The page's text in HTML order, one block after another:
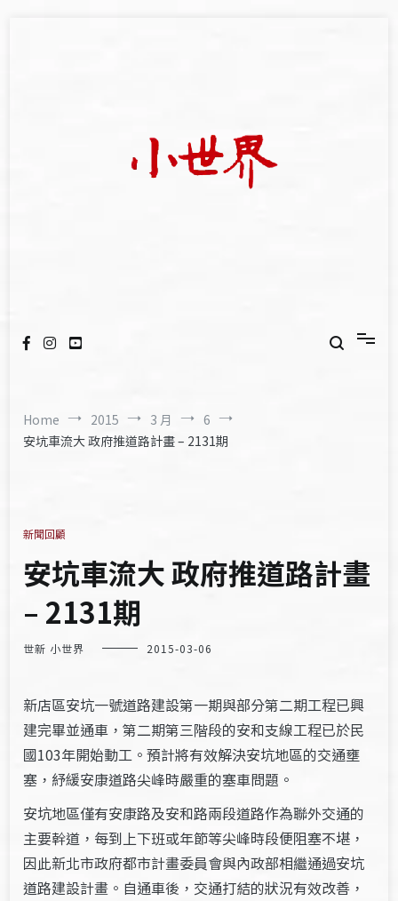
Home 2015 3 月
6
安坑車流大 政府推道路計畫 – 2131期
新聞回顧
安坑車流大 政府推道路計畫
– 2131期
世新 小世界 2015-03-06
新店區安坑一號道路建設第一期與部分第二期工程已興
建完畢並通車，第二期第三階段的安和支線工程已於民
國103年開始動工。預計將有效解決安坑地區的交通壅
塞，紓緩安康道路尖峰時嚴重的塞車問題。
安坑地區僅有安康路及安和路兩段道路作為聯外交通的
主要幹道，每到上下班或年節等尖峰時段便阻塞不堪，
因此新北市政府都市計畫委員會與內政部相繼通過安坑
道路建設計畫。自通車後，交通打結的狀況有效改善，